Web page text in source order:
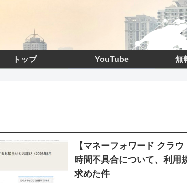
トップ YouTube 無
【マネーフォワード クラ
時間不具合について、利用
求めた件